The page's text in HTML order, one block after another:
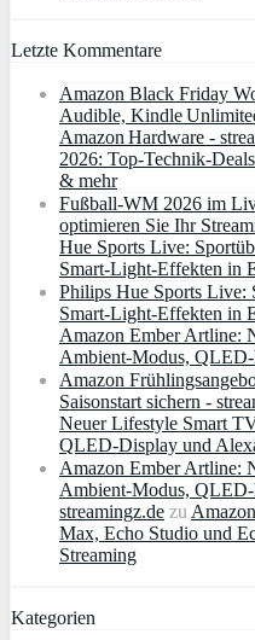
Letzte Kommentare
Amazon Black Friday
Audible, Kindle
Amazon Hardware -
2026: Top-Technik-
& mehr
Fußball-WM 2026 im
optimieren Sie Ihr
Hue Sports Live:
Smart‑Light‑Effekten in
Philips Hue Sports Live:
Smart‑Light‑Effekten in
Amazon Ember Artline:
Ambient‑Modus,
Amazon
Saisonstart sichern -
Neuer Lifestyle Smart
QLED‑Display und
Amazon Ember Artline:
Ambient‑Modus,
streamingz.de zu
Max, Echo Studio und
Streaming
Kategorien